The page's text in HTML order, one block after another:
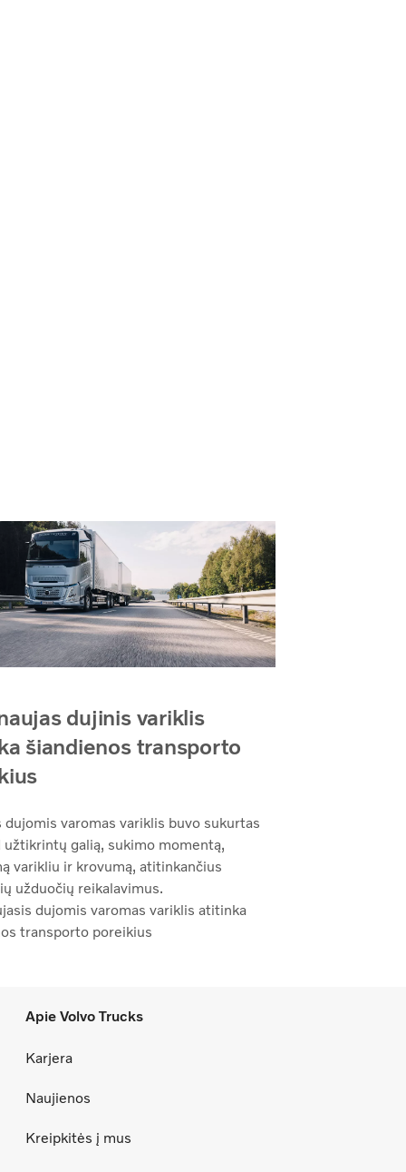
dujinis variklis
šiandienos transporto
dujomis varomas variklis buvo sukurtas
užtikrintų galią, sukimo momentą,
varikliu ir krovumą, atitinkančius
užduočių reikalavimus.
dujomis varomas variklis atitinka
transporto poreikius
Apie Volvo Trucks
Karjera
Naujienos
Kreipkitės į mus